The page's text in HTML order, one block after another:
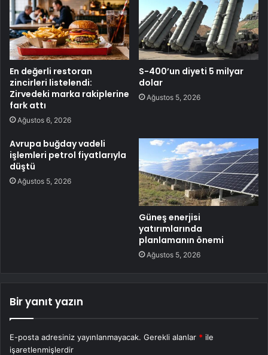
En değerli restoran
zincirleri listelendi:
Zirvedeki marka rakiplerine
fark attı
Ağustos 6, 2026
S-400’un diyeti 5 milyar
dolar
Ağustos 5, 2026
Avrupa buğday vadeli
işlemleri petrol fiyatlarıyla
düştü
Ağustos 5, 2026
Güneş enerjisi
yatırımlarında
planlamanın önemi
Ağustos 5, 2026
Bir yanıt yazın
E-posta adresiniz yayınlanmayacak. Gerekli alanlar * ile
işaretlenmişlerdir